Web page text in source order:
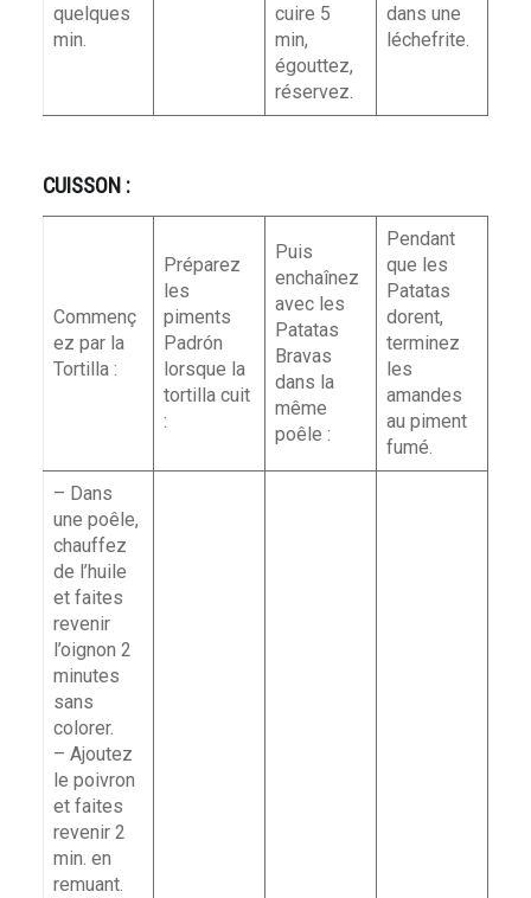
quelques
min.
cuire 5
min,
égouttez,
réservez.
dans une
léchefrite.
CUISSON :
Commenç
ez par la
Tortilla :
Préparez
les
piments
Padrón
lorsque la
tortilla cuit
:
Puis
enchaînez
avec les
Patatas
Bravas
dans la
même
poêle :
Pendant
que les
Patatas
dorent,
terminez
les
amandes
au piment
fumé.
– Dans
une poêle,
chauffez
de l’huile
et faites
revenir
l’oignon 2
minutes
sans
colorer.
– Ajoutez
le poivron
et faites
revenir 2
min. en
remuant.